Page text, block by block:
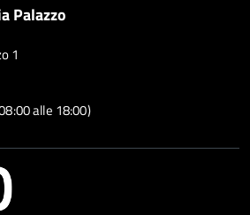
Palazzo
1
alle 18:00)